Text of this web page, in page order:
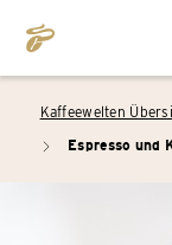
Kaffeewelten
arrow_right Espresso und